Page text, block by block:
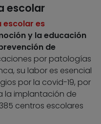
escolar
escolar es
y la educación
de
por patologías
su labor es esencial
por la covid-19, por
la implantación de
centros escolares